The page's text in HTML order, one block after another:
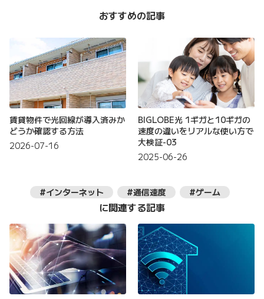
おすすめの記事
賃貸物件で光回線が導入済みか
どうか確認する方法
2026-07-16
BIGLOBE光 1ギガと10ギガの
速度の違いをリアルな使い方で
大検証-03
2025-06-26
#インターネット #通信速度 #ゲーム
に関連する記事